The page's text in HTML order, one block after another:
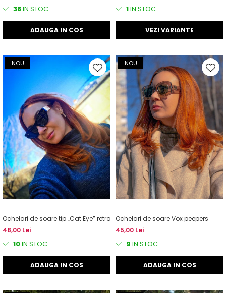
38IN STOC
ADAUGA IN COS
1IN STOC
VEZI VARIANTE
NOU
Ochelari de soare tip „Cat Eye” retro
48,00 Lei
10IN STOC
ADAUGA IN COS
NOU
Ochelari de soare Vox peepers
45,00 Lei
9 IN STOC
ADAUGA IN COS